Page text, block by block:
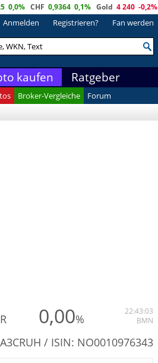
0,0% CHF 0,9364 0,1% Gold 4 240 -0,2%
Anmelden Registrieren? Fan werden
kaufen Ratgeber
Broker-Vergleiche
Forum
0,00%
22:43:03
BMN
/ ISIN: NO0010976343